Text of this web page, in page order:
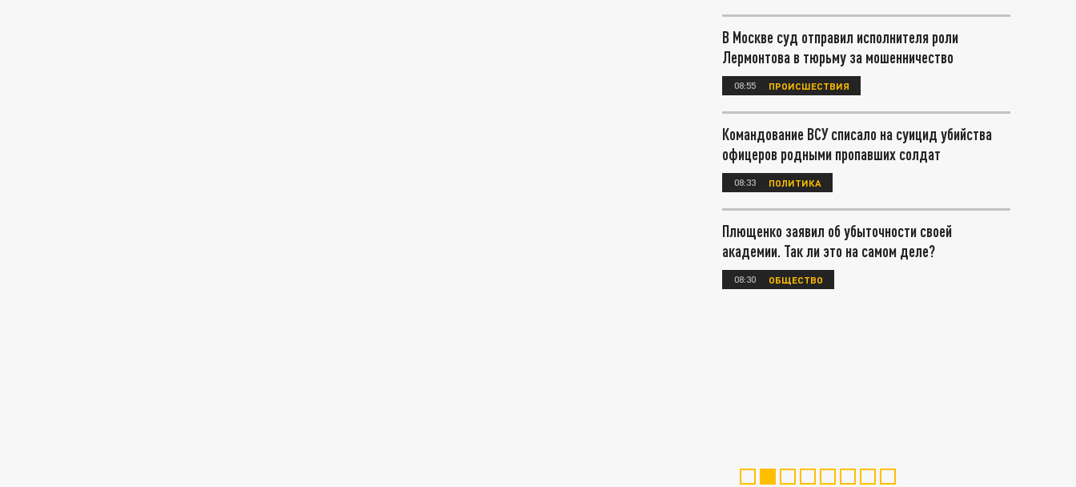
В Москве суд отправил исполнителя роли
Лермонтова в тюрьму за мошенничество
08:55 ПРОИСШЕСТВИЯ
Командование ВСУ списало на суицид убийства
офицеров родными пропавших солдат
08:33 ПОЛИТИКА
Плющенко заявил об убыточности своей
академии. Так ли это на самом деле?
08:30 ОБЩЕСТВО